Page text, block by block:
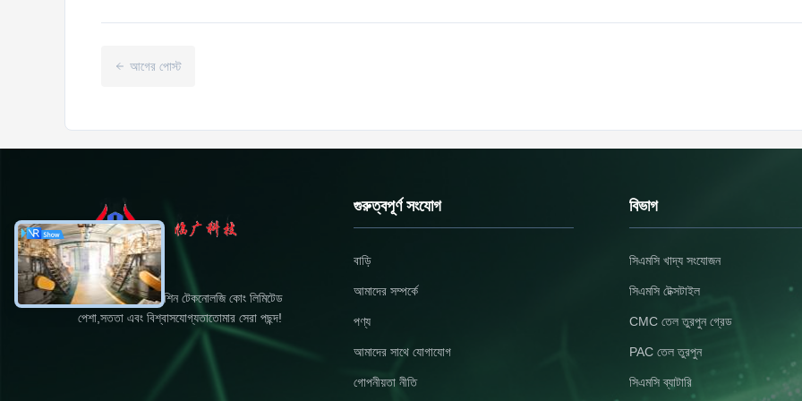
আগের পোস্ট
ডংইং লিংগুয়াং নিউ মেশিন টেকনোলজি কোং লিমিটেড
পেশা,সততা এবং বিশ্বাসযোগ্যতাতোমার সেরা পছন্দ!
গুরুত্বপূর্ণ সংযোগ
বাড়ি
আমাদের সম্পর্কে
পণ্য
আমাদের সাথে যোগাযোগ
গোপনীয়তা নীতি
বিভাগ
সিএমসি খাদ্য সংযোজন
সিএমসি টেক্সটাইল
CMC তেল তুরপুন গ্রেড
PAC তেল তুরপুন
সিএমসি ব্যাটারি